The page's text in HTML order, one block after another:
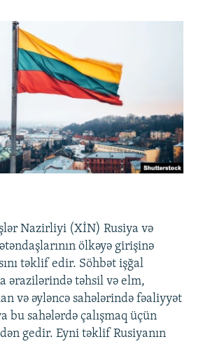
Nazirliyi (XİN) Rusiya və
ölkəyə girişinə
təklif edir. Söhbət işğal
ərazilərində təhsil və elm,
və əyləncə sahələrində fəaliyyət
bu sahələrdə çalışmaq üçün
gedir. Eyni təklif Rusiyanın